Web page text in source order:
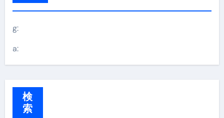
g:
a:
検
索